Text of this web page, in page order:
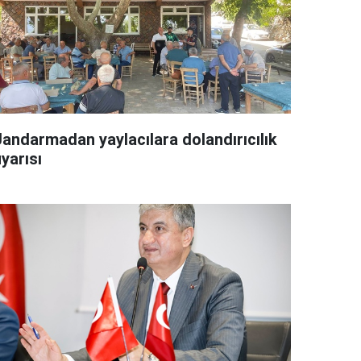
yaylacılara dolandırıcılık